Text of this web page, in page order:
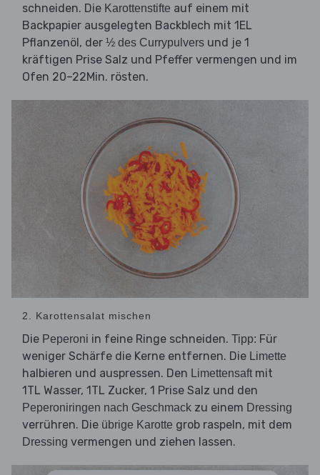
schneiden. Die Karottenstifte auf einem mit
Backpapier ausgelegten Backblech mit 1EL
Pflanzenöl, der ½ des Currypulvers und je 1
kräftigen Prise Salz und Pfeffer vermengen und im
Ofen 20–22Min. rösten.
2. Karottensalat mischen
Die Peperoni in feine Ringe schneiden. Tipp: Für
weniger Schärfe die Kerne entfernen. Die Limette
halbieren und auspressen. Den Limettensaftmit
1TL Wasser, 1TL Zucker, 1 Prise Salz und den
Peperoniringen nach Geschmack zu einem Dressing
verrühren. Die übrige Karotte grob raspeln, mit dem
Dressing vermengen und ziehen lassen.